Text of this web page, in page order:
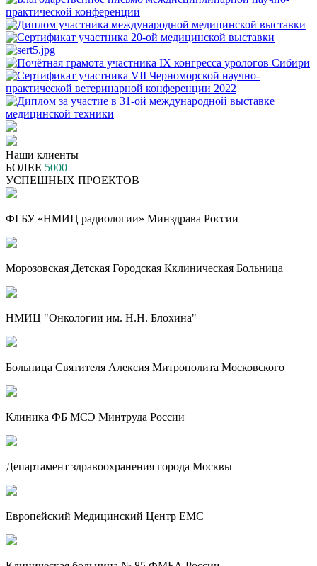
Наши клиенты
БОЛЕЕ 5000
УСПЕШНЫХ ПРОЕКТОВ
ФГБУ «НМИЦ радиологии» Минздрава России
Морозовская Детская Городская Кклиническая Больница
НМИЦ "Онкологии им. Н.Н. Блохина"
Больница Святителя Алексия Митрополита Московского
Клиника ФБ МСЭ Минтруда России
Департамент здравоохранения города Москвы
Европейский Медицинский Центр EMC